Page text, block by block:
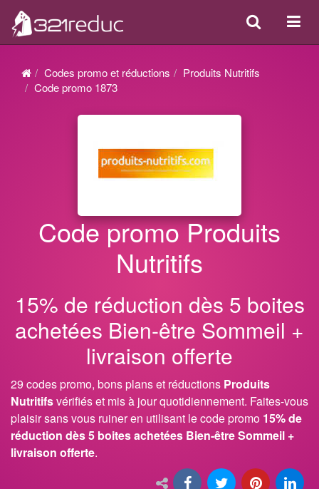
ou
Search
Codes promo et réductions
Produits Nutritifs
Code promo 1873
Code promo Produits
Nutritifs
15% de réduction dès 5 boites
achetées Bien-être Sommeil +
livraison offerte
29 codes promo, bons plans et réductions Produits
Nutritifsvérifiés et mis à jour quotidiennement. Faites-vous
plaisir sans vous ruiner en utilisant le code promo 15% de
réduction dès 5 boites achetées Bien-être Sommeil +
livraison offerte.